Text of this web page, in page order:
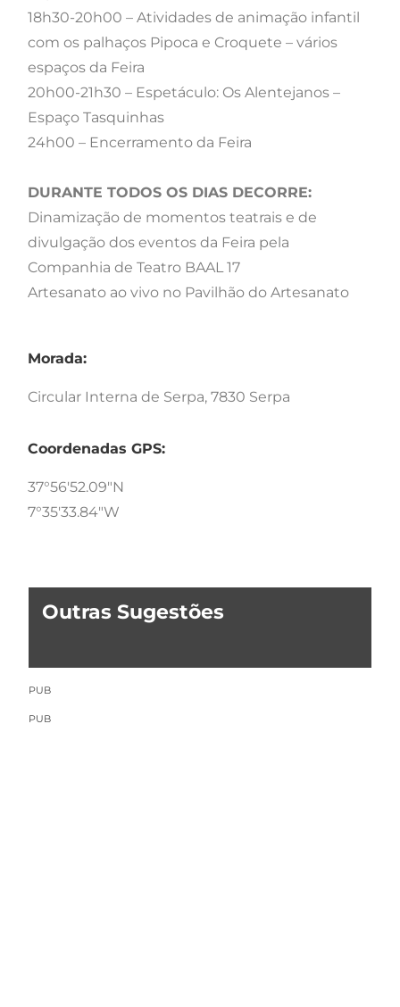
18h30-20h00 – Atividades de animação infantil
com os palhaços Pipoca e Croquete – vários
espaços da Feira
20h00-21h30 – Espetáculo: Os Alentejanos –
Espaço Tasquinhas
24h00 – Encerramento da Feira
DURANTE TODOS OS DIAS DECORRE:
Dinamização de momentos teatrais e de
divulgação dos eventos da Feira pela
Companhia de Teatro BAAL 17
Artesanato ao vivo no Pavilhão do Artesanato
Morada:
Circular Interna de Serpa, 7830 Serpa
Coordenadas GPS:
37°56'52.09"N
7°35'33.84"W
Outras Sugestões
PUB
PUB